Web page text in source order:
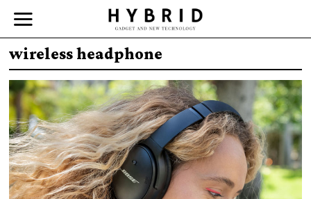
wireless headphone